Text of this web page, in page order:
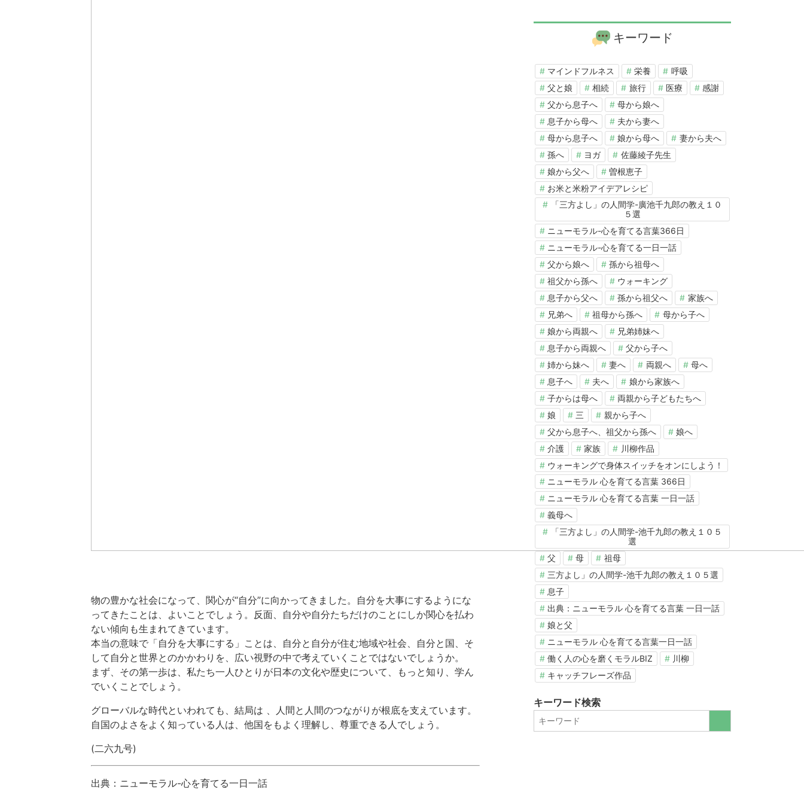
物の豊かな社会になって、関心が“自分”に向かってきました。自分を大事にするようにな
ってきたことは、よいことでしょう。反面、自分や自分たちだけのことにしか関心を払わ
ない傾向も生まれてきています。
本当の意味で「自分を大事にする」ことは、自分と自分が住む地域や社会、自分と国、そ
して自分と世界とのかかわりを、広い視野の中で考えていくことではないでしょうか。
まず、その第一歩は、私たち一人ひとりが日本の文化や歴史について、もっと知り、学ん
でいくことでしょう。
グローバルな時代といわれても、結局は 、人間と人間のつながりが根底を支えています。
自国のよさをよく知っている人は、他国をもよく理解し、尊重できる人でしょう。
(二六九号)
出典：ニューモラル-心を育てる一日一話
キーワード
マインドフルネス 栄養
呼吸
父と娘
相続 旅行 医療
感謝
父から息子へ
母から娘へ
息子から母へ
夫から妻へ
母から息子へ
娘から母へ
妻から夫へ
孫へ
ヨガ
佐藤綾子先生
娘から父へ
曽根恵子
お米と米粉アイデアレシピ
「三方よし」の人間学-廣池千九郎の教え１０
５選
ニューモラル-心を育てる言葉366日
ニューモラル-心を育てる一日一話
父から娘へ
孫から祖母へ
祖父から孫へ
ウォーキング
息子から父へ
孫から祖父へ
家族へ
兄弟へ
祖母から孫へ
母から子へ
娘から両親へ
兄弟姉妹へ
息子から両親へ
父から子へ
姉から妹へ
妻へ 両親へ
母へ
息子へ
夫へ
娘から家族へ
子からは母へ
両親から子どもたちへ
娘
三
親から子へ
父から息子へ、祖父から孫へ
娘へ
介護
家族
川柳作品
ウォーキングで身体スイッチをオンにしよう！
ニューモラル 心を育てる言葉 366日
ニューモラル 心を育てる言葉 一日一話
義母へ
「三方よし」の人間学-池千九郎の教え１０５
選
父
母
祖母
三方よし」の人間学-池千九郎の教え１０５選
息子
出典：ニューモラル 心を育てる言葉 一日一話
娘と父
ニューモラル 心を育てる言葉一日一話
働く人の心を磨くモラルBIZ
川柳
キャッチフレーズ作品
キーワード検索